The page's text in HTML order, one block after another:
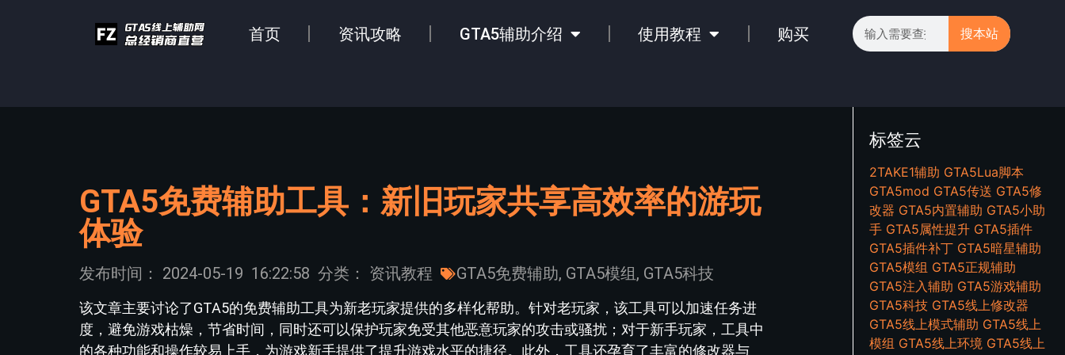
首页 资讯攻略 GTA5辅助介绍 使用教程 购买 搜本站
GTA5免费辅助工具：新旧玩家共享高效率的游玩
体验
发布时间： 2024-05-19 16:22:58 分类： 资讯教程 GTA5免费辅助, GTA5模组, GTA5科技
该文章主要讨论了GTA5的免费辅助工具为新老玩家提供的多样化帮助。针对老玩家，该工具可以加速任务进
度，避免游戏枯燥，节省时间，同时还可以保护玩家免受其他恶意玩家的攻击或骚扰；对于新手玩家，工具中
的各种功能和操作较易上手，为游戏新手提供了提升游戏水平的捷径。此外，工具还孕育了丰富的修改器与
标签云
2TAKE1辅助 GTA5Lua脚本
GTA5mod GTA5传送 GTA5修
改器 GTA5内置辅助 GTA5小助
手 GTA5属性提升 GTA5插件
GTA5插件补丁 GTA5暗星辅助
GTA5模组 GTA5正规辅助
GTA5注入辅助 GTA5游戏辅助
GTA5科技 GTA5线上修改器
GTA5线上模式辅助 GTA5线上
模组 GTA5线上环境 GTA5线上